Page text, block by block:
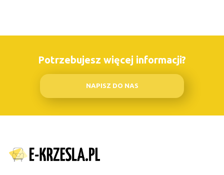
Potrzebujesz więcej informacji?
NAPISZ DO NAS